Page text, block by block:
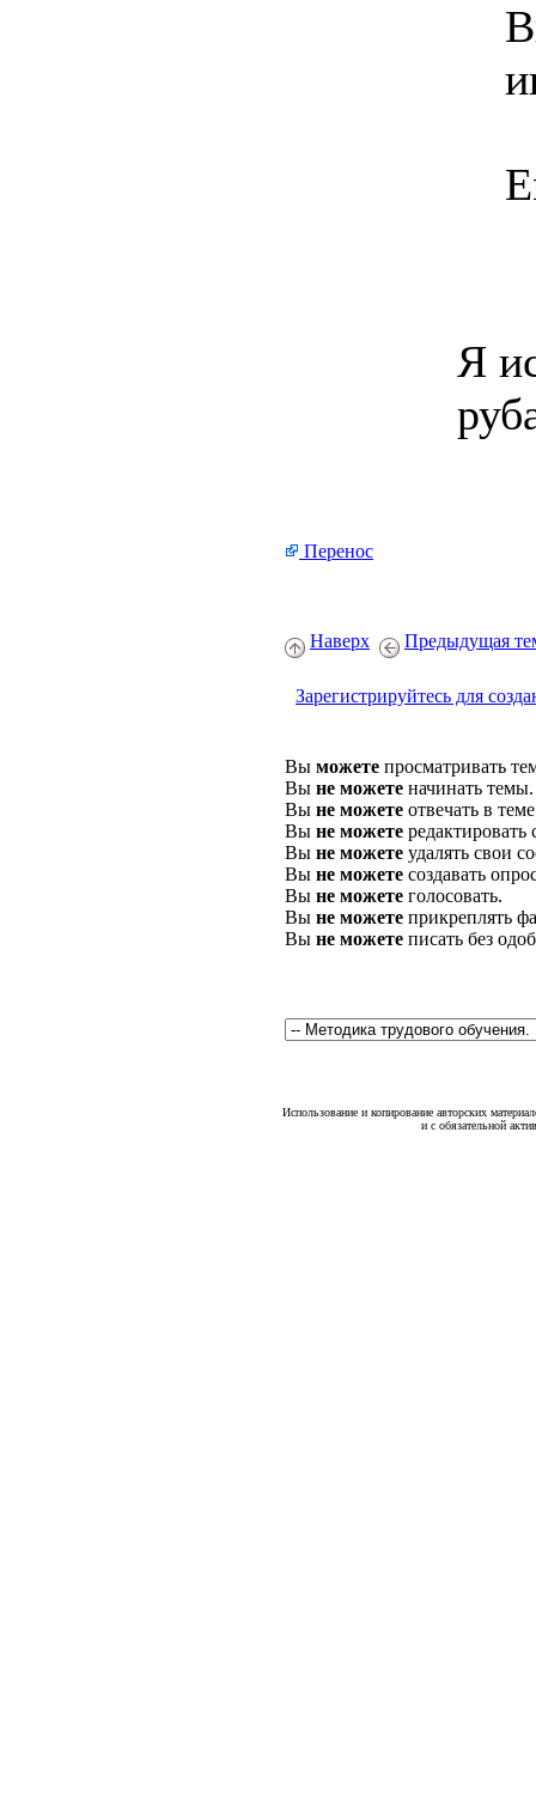
Я
Перенос
Наверх Предыдущая
Зарегистрируйтесь для
Вы можете просматривать
Вы не можете начинать темы.
Вы не можете отвечать в
Вы не можете
Вы не можете удалять свои
Вы не можете создавать
Вы не можете голосовать.
Вы не можете прикреплять
Вы не можете писать без
Использование и копирование авторских
и с обязательной